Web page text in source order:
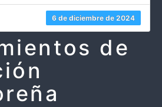
6 de diciembre de 2024
de